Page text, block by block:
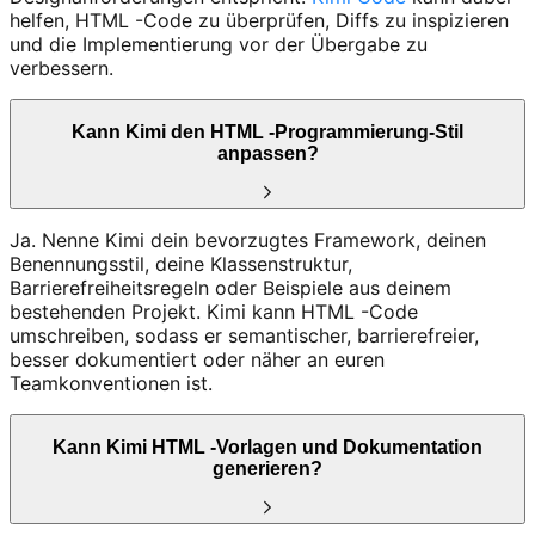
helfen, HTML -Code zu überprüfen, Diffs zu inspizieren
und die Implementierung vor der Übergabe zu
verbessern.
Kann Kimi den HTML -Programmierung-Stil
anpassen?
Ja. Nenne Kimi dein bevorzugtes Framework, deinen
Benennungsstil, deine Klassenstruktur,
Barrierefreiheitsregeln oder Beispiele aus deinem
bestehenden Projekt. Kimi kann HTML -Code
umschreiben, sodass er semantischer, barrierefreier,
besser dokumentiert oder näher an euren
Teamkonventionen ist.
Kann Kimi HTML -Vorlagen und Dokumentation
generieren?